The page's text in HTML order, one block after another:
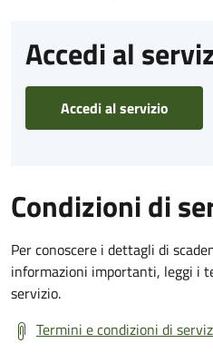
Accedi al
Accedi al servizio
Condizioni di
Per conoscere i dettagli di
informazioni importanti, leggi i
servizio.
Termini e condizioni di